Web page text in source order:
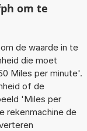
om te
de waarde in te
die moet
Miles per minute'.
of de
'Miles per
rekenmachine de